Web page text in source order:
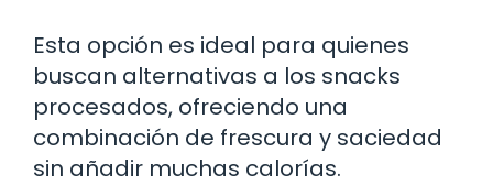
Esta opción es ideal para quienes
buscan alternativas a los snacks
procesados, ofreciendo una
combinación de frescura y saciedad
sin añadir muchas calorías.